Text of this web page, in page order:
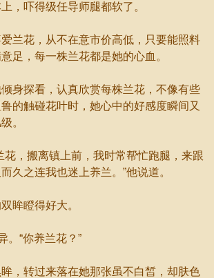
，吓得级任导师腿都软了。
花，从不在意市价高低，只要能照料
足，每一株兰花都是她的心血。
探看，认真欣赏每株兰花，不像有些
的触碰花叶时，她心中的好感度瞬间又
。
，搬离镇上前，我时常帮忙跑腿，来跟
久之连我也迷上养兰。”他说道。
瞪得好大。
“你养兰花？”
转过来落在她那张虽不白皙，却肤色